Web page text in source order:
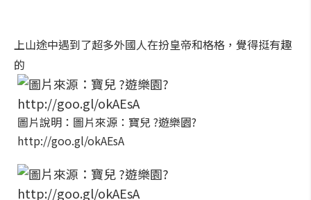
上山途中遇到了超多外國人在扮皇帝和格格，覺得挺有趣
的
圖片說明：圖片來源：寶兒 ?遊樂園?
http://goo.gl/okAEsA